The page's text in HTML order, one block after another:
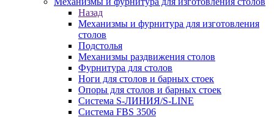
Назад
Механизмы и фурнитура для изготовления
столов
Подстолья
Механизмы раздвижения столов
Фурнитура для столов
Ноги для столов и барных стоек
Опоры для столов и барных стоек
Система S-ЛИНИЯ/S-LINE
Система FBS 3506